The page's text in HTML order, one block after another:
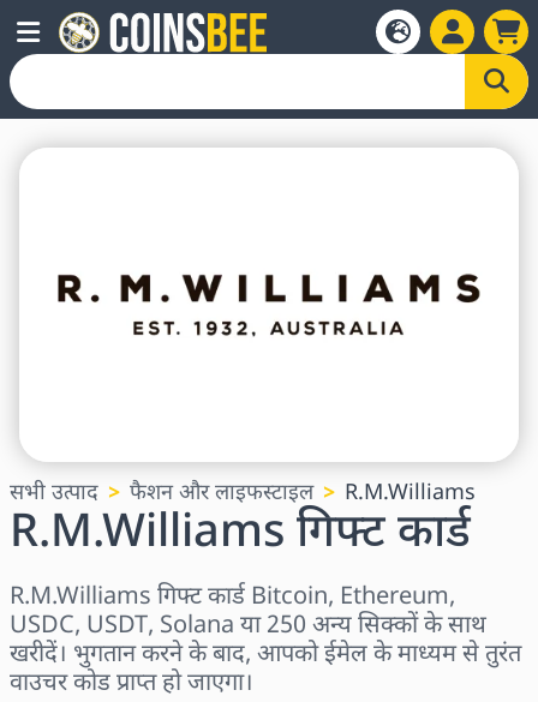
सभी उत्पाद फैशन और लाइफस्टाइल R.M.Williams
R.M.Williams गिफ्ट कार्ड
R.M.Williams गिफ्ट कार्ड Bitcoin, Ethereum,
USDC, USDT, Solana या 250 अन्य सिक्कों के साथ
खरीदें। भुगतान करने के बाद, आपको ईमेल के माध्यम से तुरंत
वाउचर कोड प्राप्त हो जाएगा।